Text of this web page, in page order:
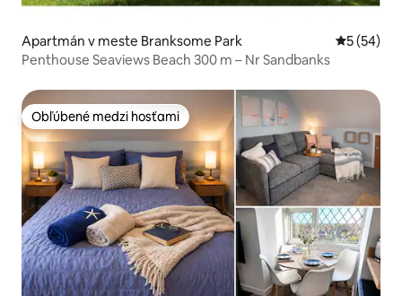
Apartmán v meste Branksome Park
5 (54)
Penthouse Seaviews Beach 300 m – Nr Sandbanks
Obľúbené medzi hosťami
Obľúbené medzi hosťami